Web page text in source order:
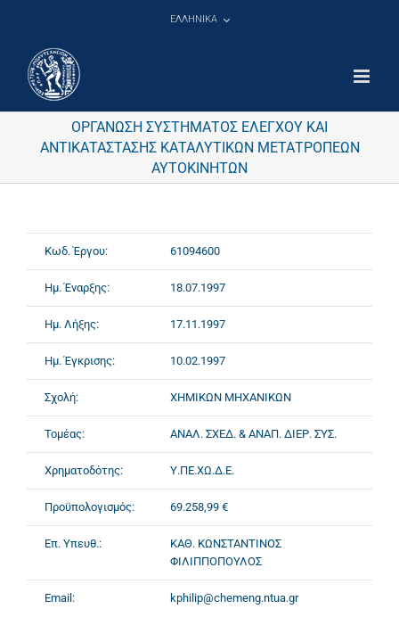
ΕΛΛΗΝΙΚΑ
ΟΡΓΑΝΩΣΗ ΣΥΣΤΗΜΑΤΟΣ ΕΛΕΓΧΟΥ ΚΑΙ
ΑΝΤΙΚΑΤΑΣΤΑΣΗΣ ΚΑΤΑΛΥΤΙΚΩΝ ΜΕΤΑΤΡΟΠΕΩΝ
ΑΥΤΟΚΙΝΗΤΩΝ
Κωδ. Έργου: 61094600
Ημ. Έναρξης: 18.07.1997
Ημ. Λήξης: 17.11.1997
Ημ. Έγκρισης: 10.02.1997
Σχολή: ΧΗΜΙΚΩΝ ΜΗΧΑΝΙΚΩΝ
Τομέας: ΑΝΑΛ. ΣΧΕΔ. & ΑΝΑΠ. ΔΙΕΡ. ΣΥΣ.
Χρηματοδότης: Υ.ΠΕ.ΧΩ.Δ.Ε.
Προϋπολογισμός: 69.258,99 €
Επ. Υπευθ.:
ΚΑΘ. ΚΩΝΣΤΑΝΤΙΝΟΣ
ΦΙΛΙΠΠΟΠΟΥΛΟΣ
Email: kphilip@chemeng.ntua.gr